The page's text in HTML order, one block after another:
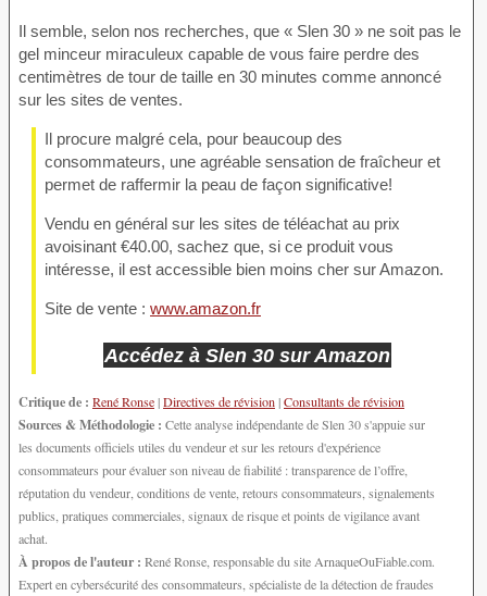
Il semble, selon nos recherches, que « Slen 30 » ne soit pas le
gel minceur miraculeux capable de vous faire perdre des
centimètres de tour de taille en 30 minutes comme annoncé
sur les sites de ventes.
Il procure malgré cela, pour beaucoup des
consommateurs, une agréable sensation de fraîcheur et
permet de raffermir la peau de façon significative!
Vendu en général sur les sites de téléachat au prix
avoisinant €40.00, sachez que, si ce produit vous
intéresse, il est accessible bien moins cher sur Amazon.
Site de vente : www.amazon.fr
Accédez à Slen 30 sur Amazon
Critique de : René Ronse|Directives de révision|Consultants de révision
Sources & Méthodologie : Cette analyse indépendante de Slen 30 s'appuie sur
les documents officiels utiles du vendeur et sur les retours d'expérience
consommateurs pour évaluer son niveau de fiabilité : transparence de l’offre,
réputation du vendeur, conditions de vente, retours consommateurs, signalements
publics, pratiques commerciales, signaux de risque et points de vigilance avant
achat.
À propos de l'auteur : René Ronse, responsable du site ArnaqueOuFiable.com.
Expert en cybersécurité des consommateurs, spécialiste de la détection de fraudes